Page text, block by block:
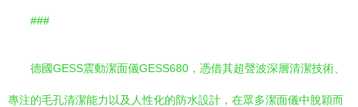
###
德國GESS震動潔面儀GESS680，憑借其超聲波深層清潔技術、
專注的毛孔清潔能力以及人性化的防水設計，在眾多潔面儀中脫穎而